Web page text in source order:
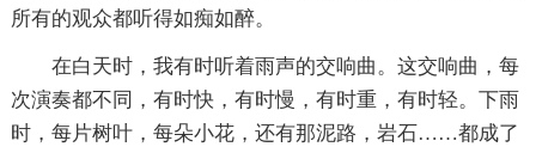
所有的观众都听得如痴如醉。
在白天时，我有时听着雨声的交响曲。这交响曲，每
次演奏都不同，有时快，有时慢，有时重，有时轻。下雨
时，每片树叶，每朵小花，还有那泥路，岩石……都成了